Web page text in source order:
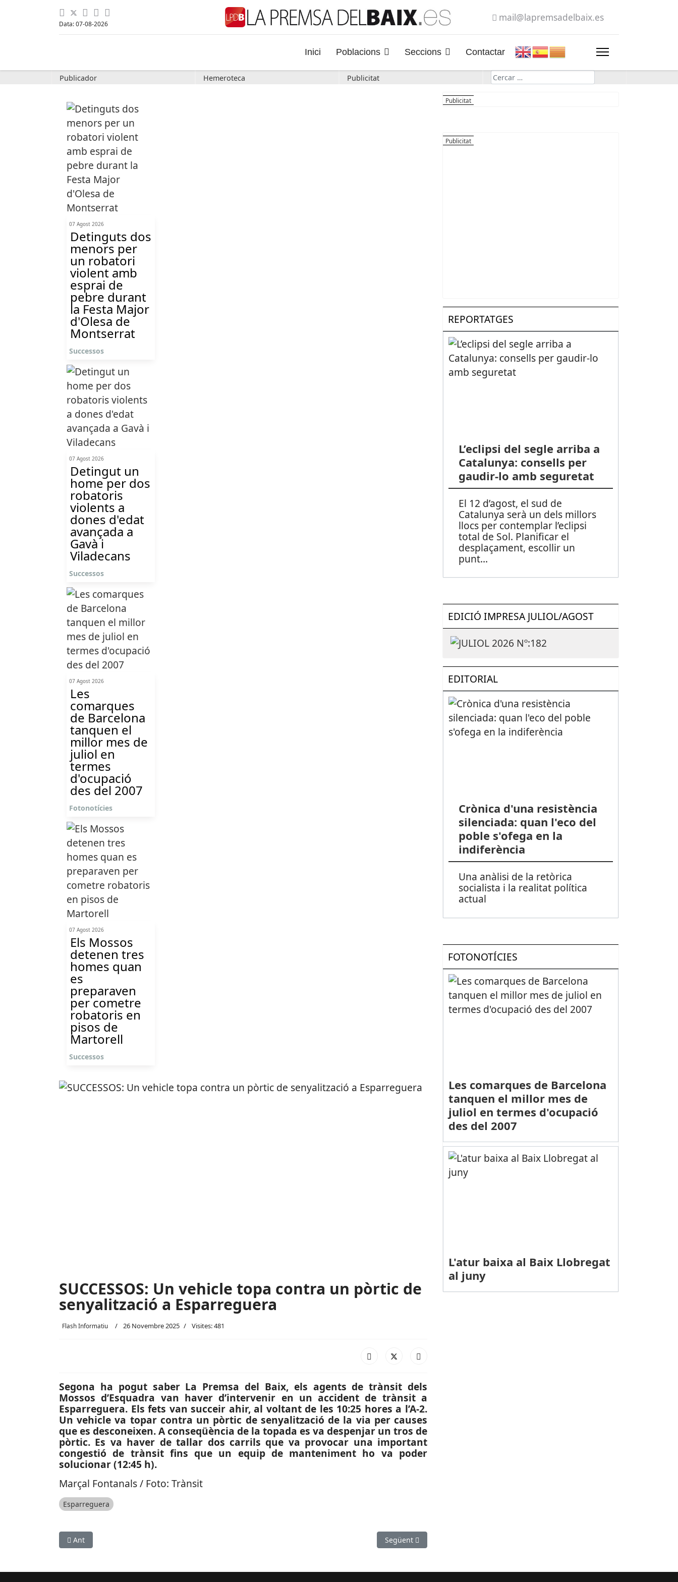
Data: 07-08-2026
mail@lapremsadelbaix.es
Inici Poblacions Seccions Contactar
Publicador Hemeroteca Publicitat Cerca
07 Agost 2026
Detinguts dos
menors per
un robatori
violent amb
esprai de
pebre durant
la Festa Major
d'Olesa de
Montserrat
Successos
07 Agost 2026
Detingut un
home per dos
robatoris
violents a
dones d'edat
avançada a
Gavà i
Viladecans
Successos
07 Agost 2026
Les
comarques
de Barcelona
tanquen el
millor mes de
juliol en
termes
d'ocupació
des del 2007
Fotonotícies
07 Agost 2026
Els Mossos
detenen tres
homes quan
es
preparaven
per cometre
robatoris en
pisos de
Martorell
Successos
SUCCESSOS: Un vehicle topa contra un pòrtic de
senyalització a Esparreguera
Flash Informatiu 26 Novembre 2025 Visites: 481
Segona ha pogut saber La Premsa del Baix, els agents de trànsit dels
Mossos d’Esquadra van haver d’intervenir en un accident de trànsit a
Esparreguera. Els fets van succeir ahir, al voltant de les 10:25 hores a l’A-2.
Un vehicle va topar contra un pòrtic de senyalització de la via per causes
que es desconeixen. A conseqüència de la topada es va despenjar un tros de
pòrtic. Es va haver de tallar dos carrils que va provocar una important
congestió de trànsit fins que un equip de manteniment ho va poder
solucionar (12:45 h).
Marçal Fontanals / Foto: Trànsit
Esparreguera
Article anterior: SUCCESSOS: Detingut a Gavà per un delicte contra la seguretat del trànsit
Ant Article següent: SUCCESSOS: Els Mossos d’Esquadra eviten un robatori en una
Següent
REPORTATGES
L’eclipsi del segle arriba a
Catalunya: consells per
gaudir-lo amb seguretat
El 12 d’agost, el sud de
Catalunya serà un dels millors
llocs per contemplar l’eclipsi
total de Sol. Planificar el
desplaçament, escollir un
punt...
EDICIÓ IMPRESA JULIOL/AGOST
EDITORIAL
Crònica d'una resistència
silenciada: quan l'eco del
poble s'ofega en la
indiferència
Una anàlisi de la retòrica
socialista i la realitat política
actual
FOTONOTÍCIES
Les comarques de Barcelona
tanquen el millor mes de
juliol en termes d'ocupació
des del 2007
L'atur baixa al Baix Llobregat
al juny